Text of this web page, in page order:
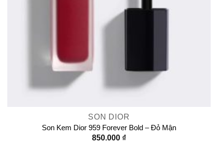
SON DIOR
Son Kem Dior 959 Forever Bold – Đỏ Mận
850.000 ₫